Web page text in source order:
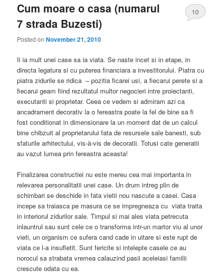
Cum moare o casa (numarul
7 strada Buzesti)
Posted onNovember 21, 2010
10
Ii ia mult unei case sa ia viata. Se naste incet si in etape, in
directa legatura si cu puterea financiara a investitorului. Piatra cu
piatra zidurile se ridica – pozitia ficarei usi, a fiecarui perete si a
fiecarui geam fiind rezultatul multor negocieri intre proiectanti,
executanti si proprietar. Ceea ce vedem si admiram azi ca
ancadrament decorativ la o fereastra poate la fel de bine sa fi
fost conditionat in dimensionare la un moment dat de un calcul
bine chibzuit al proprietarului fata de resursele sale banesti, sub
sfaturile arhitectului, vis-à-vis de decoratii. Totusi cate generatii
au vazut lumea prin fereastra aceasta!
Finalizarea constructiei nu este mereu cea mai importanta in
relevarea personalitatii unei case. Un drum intreg plin de
schimbari se deschide in fata vietii nou nascute a casei. Casa
incepe sa traiasca pe masura ce se impregneaza cu viata traita
in interiorul zidurilor sale. Timpul si mai ales viata petrecuta
inlauntrul sau sunt cele ce o transforma intr-un martor viu al unor
vieti, un organism ce sufera cand cade in uitare si este rupt de
viata ce l-a insufletit. Sunt fericite si intelepte casele ce au
norocul sa strabata vremea calauzind pasii aceleiasi familii
crescute odata cu ea.